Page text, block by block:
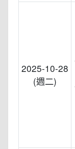
2025-10-28
(週二)